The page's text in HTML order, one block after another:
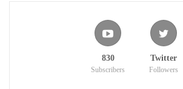
Twitter
Followers
830
Subscribers